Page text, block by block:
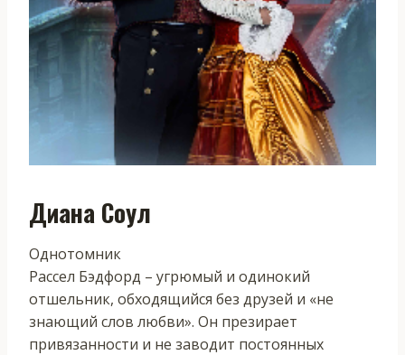
Диана Соул
Однотомник
Рассел Бэдфорд – угрюмый и одинокий
отшельник, обходящийся без друзей и «не
знающий слов любви». Он презирает
привязанности и не заводит постоянных